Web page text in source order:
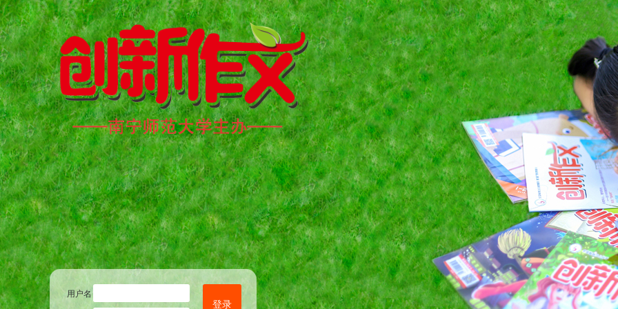
用户名
登录